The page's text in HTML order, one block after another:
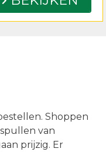
Shoppen
van
prijzig. Er